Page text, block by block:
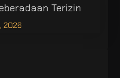
Terizin
2026